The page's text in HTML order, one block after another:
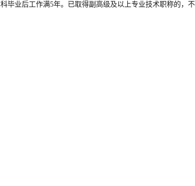
毕业后工作满5年。已取得副高级及以上专业技术职称的